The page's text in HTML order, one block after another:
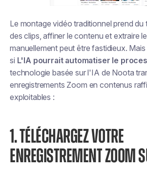
Le montage vidéo traditionnel prend du
des clips, affiner le contenu et extraire
manuellement peut être fastidieux.
si L'IA pourrait automatiser le
technologie basée sur l'IA de Noota
enregistrements Zoom en contenus
exploitables :
1. TÉLÉCHARGEZ VOTRE
ENREGISTREMENT ZOOM